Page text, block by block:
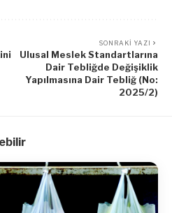
SONRAKI YAZI
Ulusal Meslek Standartlarına
Dair Tebliğde Değişiklik
Yapılmasına Dair Tebliğ (No:
2025/2)